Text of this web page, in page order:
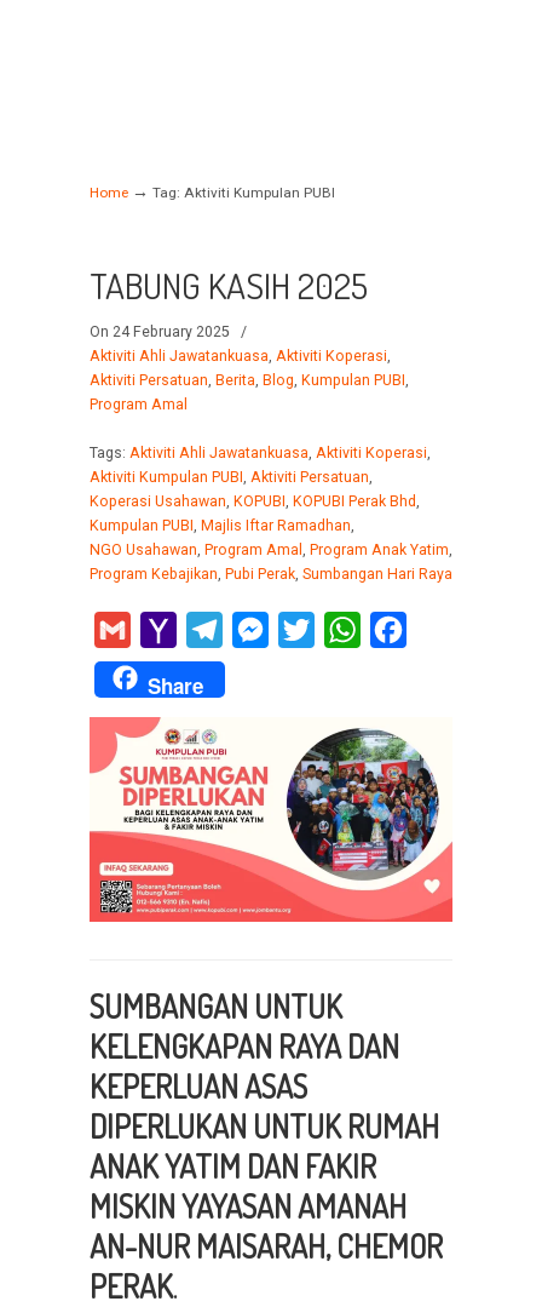
Home → Tag: Aktiviti Kumpulan PUBI
TABUNG KASIH 2025
On 24 February 2025
/
Aktiviti Ahli Jawatankuasa, Aktiviti Koperasi,
Aktiviti Persatuan, Berita, Blog, Kumpulan PUBI ,
Program Amal
Tags: Aktiviti Ahli Jawatankuasa, Aktiviti Koperasi,
Aktiviti Kumpulan PUBI , Aktiviti Persatuan,
Koperasi Usahawan, KOPUBI , KOPUBI Perak Bhd,
Kumpulan PUBI , Majlis Iftar Ramadhan,
NGO Usahawan, Program Amal , Program Anak Yatim,
Program Kebajikan, Pubi Perak, Sumbangan Hari Raya
Gmail
Yahoo
Mail
TelegramMessenger
Twitter WhatsApp
Share
SUMBANGAN UNTUK
KELENGKAPAN RAYA DAN
KEPERLUAN ASAS
DIPERLUKAN UNTUK RUMAH
ANAK YATIM DAN FAKIR
MISKIN YAYASAN AMANAH
AN-NUR MAISARAH, CHEMOR
PERAK.